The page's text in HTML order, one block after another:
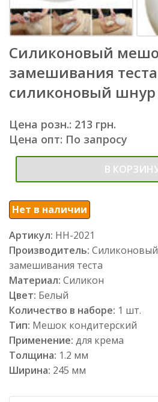
Силиконовый
замешивания
силиконовый шнур
Цена розн.: 213 грн.
Цена опт: По запросу
В
Нет в наличии
Артикул: НН-2021
Производитель:
замешивания теста
Материал: Силикон
Цвет: Белый
Количество в наборе: 1 шт.
Тип: Мешок кондитерский
Применение: для крема
Толщина: 1.2 мм
Ширина: 245 мм